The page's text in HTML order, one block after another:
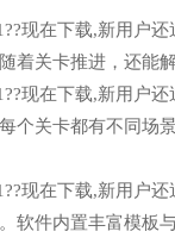
现在下载,新用户
关卡推进，还能
现在下载,新用户
个关卡都有不同场
现在下载,新用户
软件内置丰富模板